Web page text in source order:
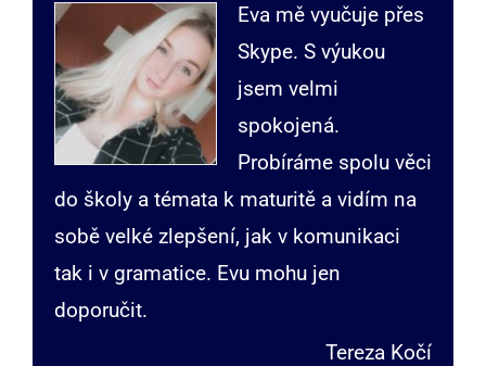
Eva mě vyučuje přes
Skype. S výukou
jsem velmi
spokojená.
Probíráme spolu věci
do školy a témata k maturitě a vidím na
sobě velké zlepšení, jak v komunikaci
tak i v gramatice. Evu mohu jen
doporučit.
Tereza Kočí